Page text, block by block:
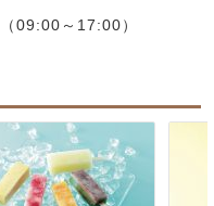
（09:00～17:00）